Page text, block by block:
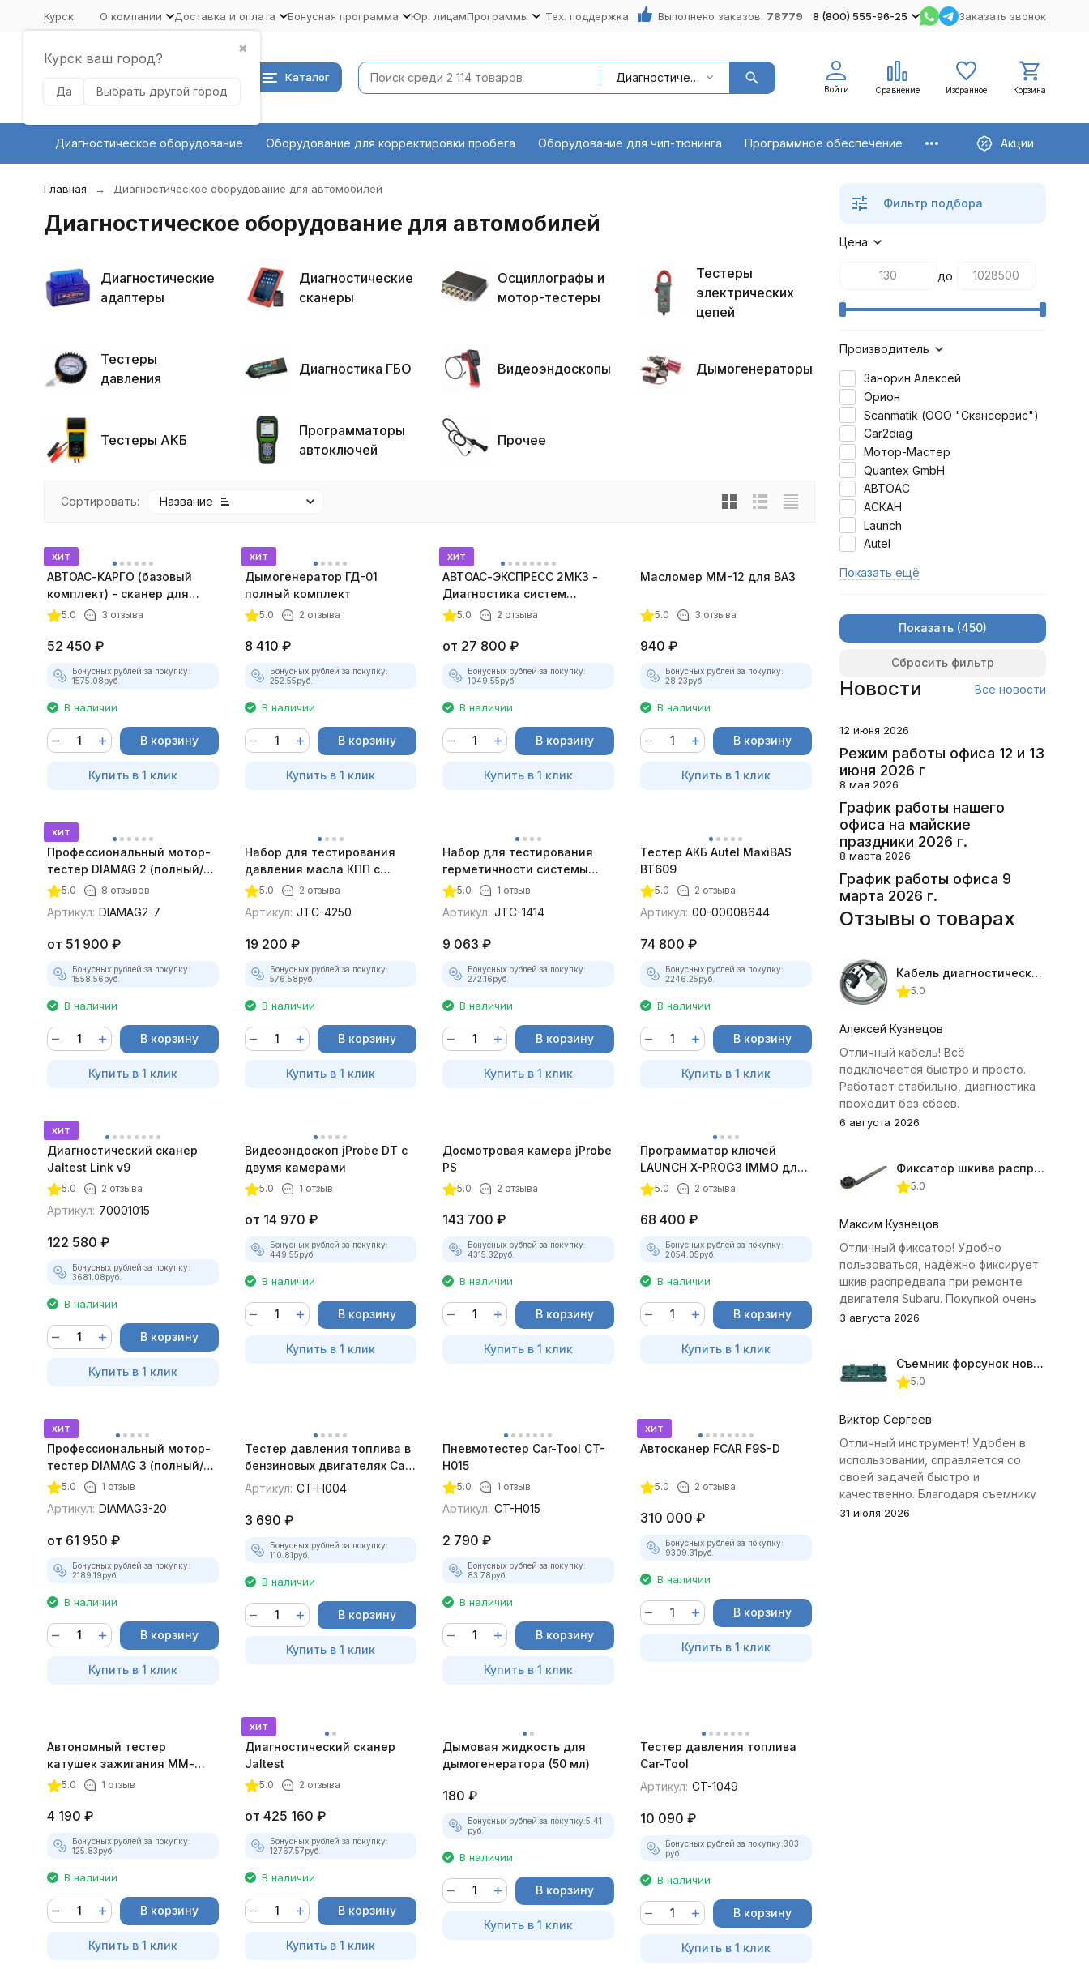
Курск
✖
Курск ваш город?
Да Выбрать другой город
О компании Доставка и оплата Бонусная программа Юр. лицамПрограммы Тех. поддержка Выполнено заказов: 78779 8 (800) 555-96-25 Заказать звонок
Каталог Диагностическое оборудование
Войти Сравнение Избранное Корзина
Диагностическое оборудование Оборудование для корректировки пробега Оборудование для чип-тюнинга Программное обеспечение Акции
Главная Диагностическое оборудование для автомобилей
Диагностическое оборудование для автомобилей
Диагностические
адаптеры
Диагностические
сканеры
Осциллографы и
мотор-тестеры
Тестеры
электрических
цепей
Тестеры
давления
Диагностика ГБО Видеоэндоскопы Дымогенераторы
Тестеры АКБ
Программаторы
автоключей
Прочее
Сортировать: Название
хит
АВТОАС-КАРГО (базовый
комплект) - сканер для
грузовых а/м, автобусов и
5.0 3 отзыва
52 450 ₽
Бонусных рублей за покупку:
1575.08руб.
В наличии
В корзину
Купить в 1 клик
хит
Дымогенератор ГД-01
полный комплект
5.0 2 отзыва
8 410 ₽
Бонусных рублей за покупку:
252.55руб.
В наличии
В корзину
Купить в 1 клик
хит
АВТОАС-ЭКСПРЕСС 2МК3 -
Диагностика систем
зажигания
5.0 2 отзыва
от 27 800 ₽
Бонусных рублей за покупку:
1049.55руб.
В наличии
В корзину
Купить в 1 клик
Масломер ММ-12 для ВАЗ
5.0 3 отзыва
940 ₽
Бонусных рублей за покупку:
28.23руб.
В наличии
В корзину
Купить в 1 клик
хит
Профессиональный мотор-
тестер DIAMAG 2 (полный/
максимальный комплект)
5.0 8 отзывов
Артикул: DIAMAG2-7
от 51 900 ₽
Бонусных рублей за покупку:
1558.56руб.
В наличии
В корзину
Купить в 1 клик
Набор для тестирования
давления масла КПП с
двумя манометрами JTC-
5.0 2 отзыва
Артикул: JTC-4250
19 200 ₽
Бонусных рублей за покупку:
576.58руб.
В наличии
В корзину
Купить в 1 клик
Набор для тестирования
герметичности системы
охлаждения JTC-1414
5.0 1 отзыв
Артикул: JTC-1414
9 063 ₽
Бонусных рублей за покупку:
272.16руб.
В наличии
В корзину
Купить в 1 клик
Тестер АКБ Autel MaxiBAS
BT609
5.0 2 отзыва
Артикул: 00-00008644
74 800 ₽
Бонусных рублей за покупку:
2246.25руб.
В наличии
В корзину
Купить в 1 клик
хит
Диагностический сканер
Jaltest Link v9
5.0 2 отзыва
Артикул: 70001015
122 580 ₽
Бонусных рублей за покупку:
3681.08руб.
В наличии
В корзину
Купить в 1 клик
Видеоэндоскоп jProbe DT с
двумя камерами
5.0 1 отзыв
от 14 970 ₽
Бонусных рублей за покупку:
449.55руб.
В наличии
В корзину
Купить в 1 клик
Досмотровая камера jProbe
PS
5.0 2 отзыва
143 700 ₽
Бонусных рублей за покупку:
4315.32руб.
В наличии
В корзину
Купить в 1 клик
Программатор ключей
LAUNCH X-PROG3 IMMO для
X431
5.0 2 отзыва
68 400 ₽
Бонусных рублей за покупку:
2054.05руб.
В наличии
В корзину
Купить в 1 клик
хит
Профессиональный мотор-
тестер DIAMAG 3 (полный/
максимальный комплект)
5.0 1 отзыв
Артикул: DIAMAG3-20
от 61 950 ₽
Бонусных рублей за покупку:
2189.19руб.
В наличии
В корзину
Купить в 1 клик
Тестер давления топлива в
бензиновых двигателях Car-
Tool
Артикул: CT-H004
3 690 ₽
Бонусных рублей за покупку:
110.81руб.
В наличии
В корзину
Купить в 1 клик
Пневмотестер Car-Tool CT-
H015
5.0 1 отзыв
Артикул: CT-H015
2 790 ₽
Бонусных рублей за покупку:
83.78руб.
В наличии
В корзину
Купить в 1 клик
хит
Автосканер FCAR F9S-D
5.0 2 отзыва
310 000 ₽
Бонусных рублей за покупку:
9309.31руб.
В наличии
В корзину
Купить в 1 клик
Автономный тестер
катушек зажигания ММ-
ТК-01(v2)
5.0 1 отзыв
4 190 ₽
Бонусных рублей за покупку:
125.83руб.
В наличии
В корзину
Купить в 1 клик
хит
Диагностический сканер
Jaltest
5.0 2 отзыва
от 425 160 ₽
Бонусных рублей за покупку:
12767.57руб.
В наличии
В корзину
Купить в 1 клик
Дымовая жидкость для
дымогенератора (50 мл)
180 ₽
Бонусных рублей за покупку:5.41
руб.
В наличии
В корзину
Купить в 1 клик
Тестер давления топлива
Car-Tool
Артикул: CT-1049
10 090 ₽
Бонусных рублей за покупку:303
руб.
В наличии
В корзину
Купить в 1 клик
Фильтр подбора
Цена
до
Производитель
Занорин Алексей
Орион
Scanmatik (ООО "Скансервис")
Car2diag
Мотор-Мастер
Quantex GmbH
АВТОАС
АСКАН
Launch
Autel
Показать ещё
Показать
Сбросить фильтр
Новости Все новости
12 июня 2026
Режим работы офиса 12 и 13
июня 2026 г
8 мая 2026
График работы нашего
офиса на майские
праздники 2026 г.
8 марта 2026
График работы офиса 9
марта 2026 г.
Отзывы о товарах
Кабель диагностический ГАЗ 24 для АВТОАС
5.0
Алексей Кузнецов
Отличный кабель! Всё
подключается быстро и просто.
Работает стабильно, диагностика
проходит без сбоев.
6 августа 2026
Фиксатор шкива распредвала (Subaru) JTC-4409
5.0
Максим Кузнецов
Отличный фиксатор! Удобно
пользоваться, надёжно фиксирует
шкив распредвала при ремонте
двигателя Subaru. Покупкой очень
доволен.
3 августа 2026
Съемник форсунок новых дизельных двигателей Jonnesway
5.0
Виктор Сергеев
Отличный инструмент! Удобен в
использовании, справляется со
своей задачей быстро и
качественно. Благодаря съемнику
удалось избежать лишних хлопот с
31 июля 2026